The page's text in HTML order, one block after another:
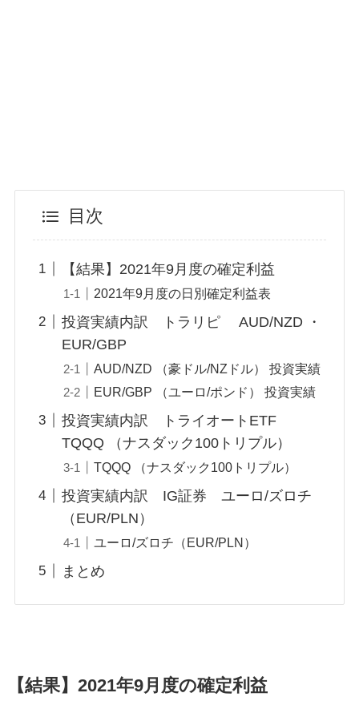
目次
【結果】2021年9月度の確定利益
2021年9月度の日別確定利益表
投資実績内訳 トラリピ AUD/NZD ・
EUR/GBP
AUD/NZD （豪ドル/NZドル） 投資実績
EUR/GBP （ユーロ/ポンド） 投資実績
投資実績内訳 トライオートETF
TQQQ （ナスダック100トリプル）
TQQQ （ナスダック100トリプル）
投資実績内訳 IG証券 ユーロ/ズロチ
（EUR/PLN）
ユーロ/ズロチ（EUR/PLN）
まとめ
【結果】2021年9月度の確定利益